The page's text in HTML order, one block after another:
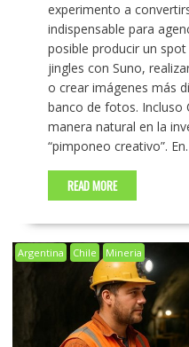
experimento a
indispensable para
posible producir un
jingles con Suno,
o crear imágenes más
banco de fotos. Incluso
manera natural en la
“pimponeo creativo”.
READ MORE
Argentina Chile Mineria